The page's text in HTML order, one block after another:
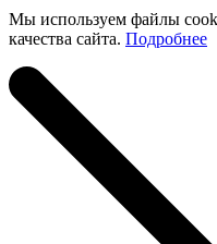
Мы используем файлы
качества сайта. Подробнее